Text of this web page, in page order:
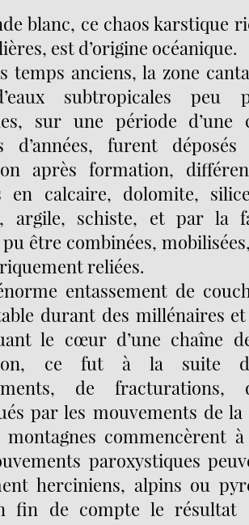
blanc, ce chaos karstique
est d’origine océanique.
temps anciens, la zone
subtropicales peu
sur une période d’une
d’années, furent déposés
après formation,
en calcaire, dolomite,
argile, schiste, et par la
être combinées,
reliées.
entassement de
durant des millénaires
le cœur d’une chaîne
ce fut à la suite
de fracturations,
par les mouvements de
montagnes commencèrent
paroxystiques
herciniens, alpins ou
fin de compte le résultat